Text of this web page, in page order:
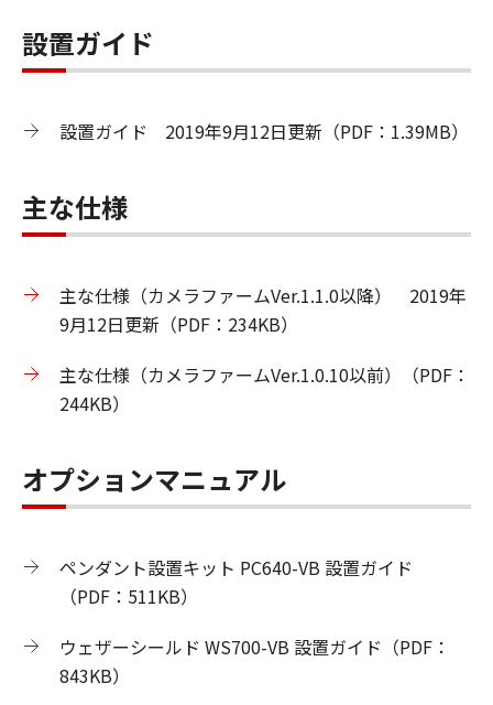
設置ガイド
設置ガイド 2019年9月12日更新（PDF：1.39MB）
主な仕様
主な仕様（カメラファームVer.1.1.0以降） 2019年
9月12日更新（PDF：234KB）
主な仕様（カメラファームVer.1.0.10以前）（PDF：
244KB）
オプションマニュアル
ペンダント設置キット PC640-VB 設置ガイド
（PDF：511KB）
ウェザーシールド WS700-VB 設置ガイド（PDF：
843KB）